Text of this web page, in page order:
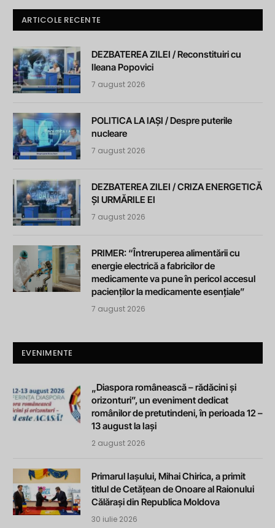
ARTICOLE RECENTE
DEZBATEREA ZILEI / Reconstituiri cu
Ileana Popovici
7 august 2026
POLITICA LA IAȘI / Despre puterile
nucleare
7 august 2026
DEZBATEREA ZILEI / CRIZA ENERGETICĂ
ȘI URMĂRILE EI
7 august 2026
PRIMER: “Întreruperea alimentării cu
energie electrică a fabricilor de
medicamente va pune în pericol accesul
pacienților la medicamente esențiale”
7 august 2026
EVENIMENTE
„Diaspora românească – rădăcini și
orizonturi”, un eveniment dedicat
românilor de pretutindeni, în perioada 12 –
13 august la Iași
2 august 2026
Primarul Iașului, Mihai Chirica, a primit
titlul de Cetățean de Onoare al Raionului
Călărași din Republica Moldova
30 iulie 2026